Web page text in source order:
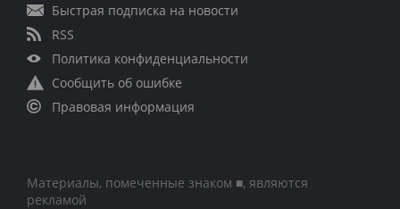
Быстрая подписка на новости
RSS
Политика конфиденциальности
Сообщить об ошибке
Правовая информация
Материалы, помеченные знаком ■, являются
рекламой